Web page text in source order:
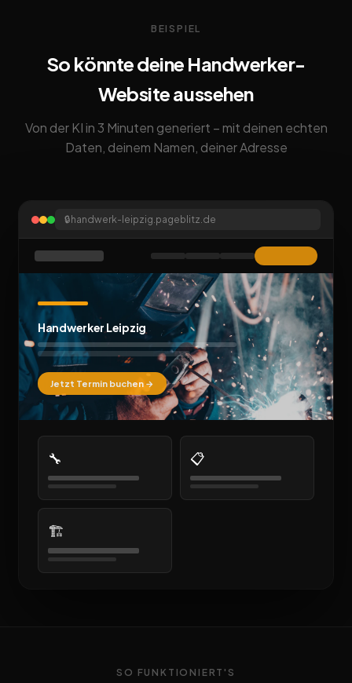
BEISPIEL
So könnte deine Handwerker-
Website aussehen
Von der KI in 3 Minuten generiert – mit deinen echten
Daten, deinem Namen, deiner Adresse
🔒 handwerk-leipzig.pageblitz.de
Handwerker Leipzig
Jetzt Termin buchen →
🔧 📋
🏗️
SO FUNKTIONIERT'S